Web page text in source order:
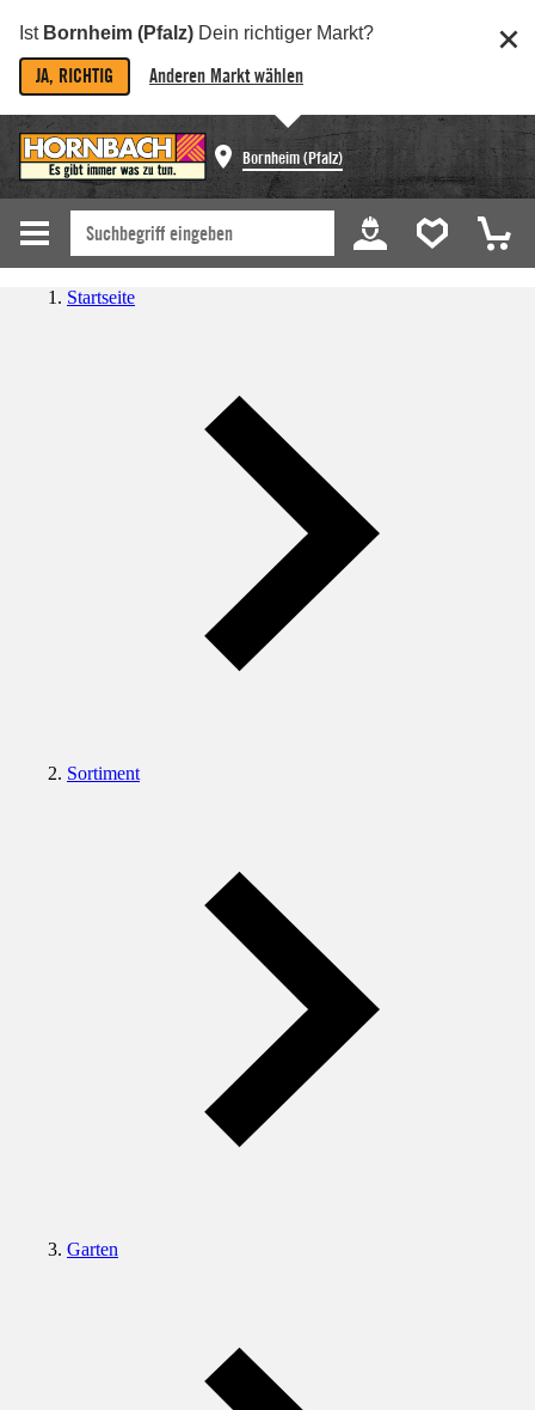
Ist Bornheim (Pfalz) Dein richtiger Markt?
JA, RICHTIG Anderen Markt wählen
Bornheim (Pfalz)
Startseite
Sortiment
Garten